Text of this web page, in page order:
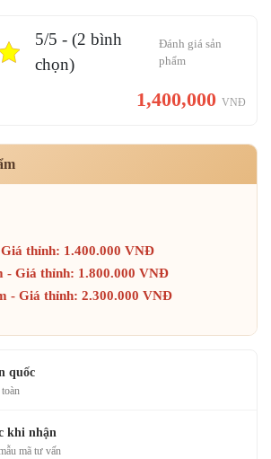
5/5 - (2 bình
chọn)
Đánh giá sản
phẩm
1,400,000 VNĐ
thỉnh: 1.400.000 VNĐ
- Giá thỉnh: 1.800.000 VNĐ
- Giá thỉnh: 2.300.000 VNĐ
quốc
khi nhận
mã tư vấn